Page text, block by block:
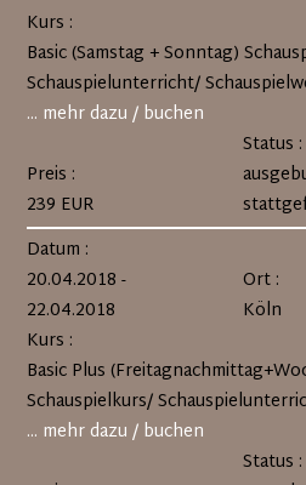
Kurs :
Basic (Samstag + Sonntag)
Schauspielunterricht/
... mehr dazu / buchen
Preis :
239 EUR
Status :
Datum :
20.04.2018 -
22.04.2018
Ort :
Köln
Kurs :
Basic Plus
Schauspielkurs/
... mehr dazu / buchen
Status :